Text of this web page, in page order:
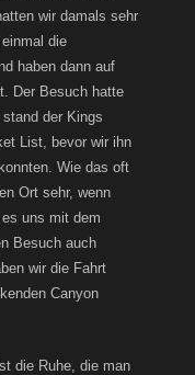
wir damals sehr
die
haben dann auf
Der Besuch hatte
der Kings
List, bevor wir ihn
Wie das oft
Ort sehr, wenn
uns mit dem
Besuch auch
wir die Fahrt
Canyon
die Ruhe, die man